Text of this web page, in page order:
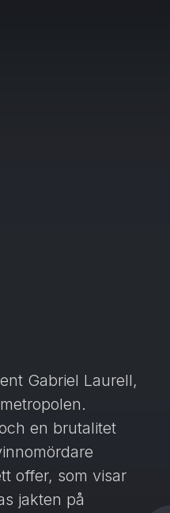
Gabriel Laurell,
en brutalitet
offer, som visar
jakten på